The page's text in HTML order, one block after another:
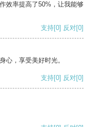
效率提高了50%，让我能够
支持[0] 反对[0]
心，享受美好时光。
支持[0] 反对[0]